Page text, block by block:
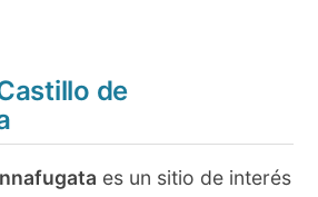
de
es un sitio de interés